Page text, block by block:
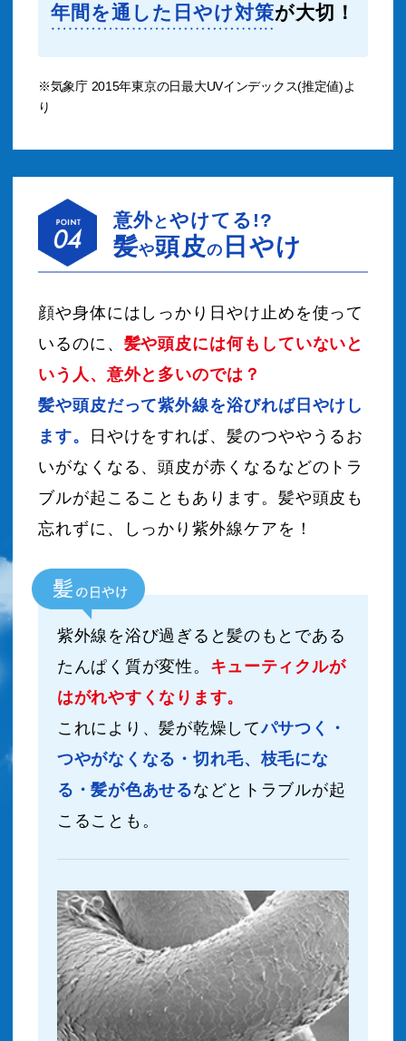
年間を通した日やけ対策が大切！
※気象庁 2015年東京の日最大UVインデックス(推定値)よ
り
意外とやけてる!?
髪や頭皮の 日やけ
顔や身体にはしっかり日やけ止めを使って
いるのに、 髪や頭皮には何もしていないと
いう人、意外と多いのでは？
髪や頭皮だって紫外線を浴びれば日やけし
ます。
日やけをすれば、髪のつややうるお
いがなくなる、頭皮が赤くなるなどのトラ
ブルが起こることもあります。髪や頭皮も
忘れずに、しっかり紫外線ケアを！
紫外線を浴び過ぎると髪のもとである
たんぱく質が変性。 キューティクルが
はがれやすくなります。
これにより、髪が乾燥してパサつく・
つやがなくなる・切れ毛、枝毛にな
る・髪が色あせるなどとトラブルが起
こることも。